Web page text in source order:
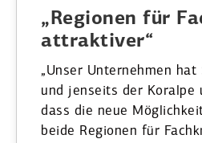
„Regionen für
attrak­tiver“
„Unser Unter­nehmen
und jenseits der Kor­alpe
dass die neue
beide Regionen für